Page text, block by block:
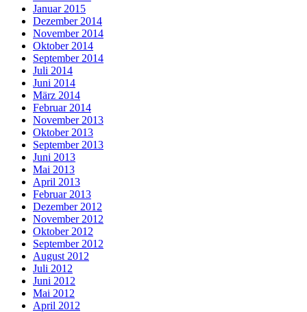
Januar 2015
Dezember 2014
November 2014
Oktober 2014
September 2014
Juli 2014
Juni 2014
März 2014
Februar 2014
November 2013
Oktober 2013
September 2013
Juni 2013
Mai 2013
April 2013
Februar 2013
Dezember 2012
November 2012
Oktober 2012
September 2012
August 2012
Juli 2012
Juni 2012
Mai 2012
April 2012